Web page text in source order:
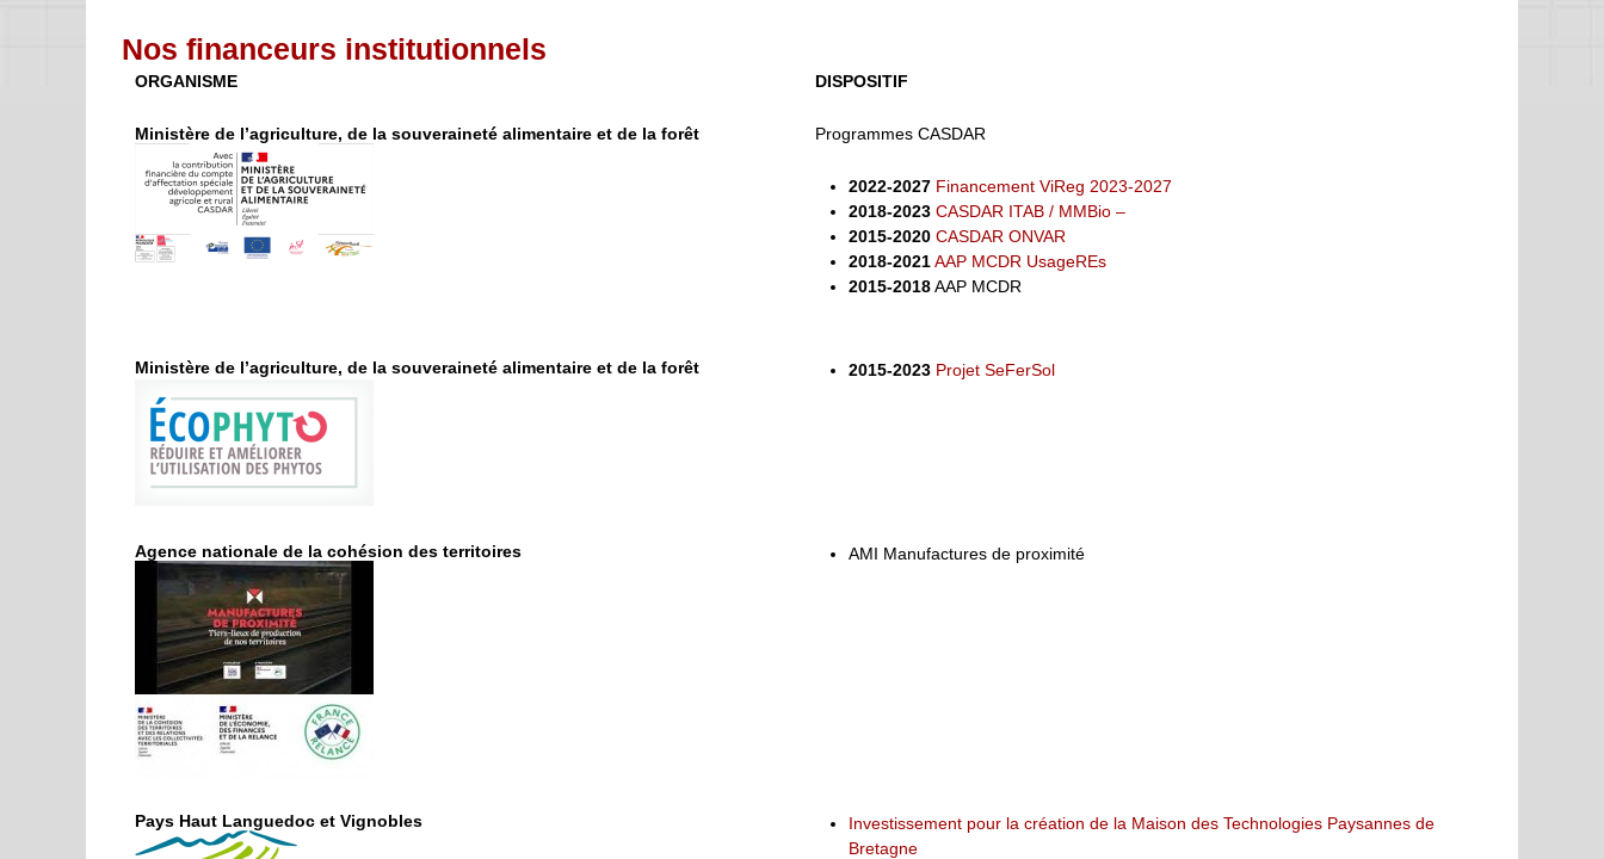
Nos financeurs institutionnels
ORGANISME DISPOSITIF
Ministère de l’agriculture, de la souveraineté alimentaire et de la forêt Programmes CASDAR
2022-2027 Financement ViReg 2023-2027
2018-2023 CASDAR ITAB / MMBio –
2015-2020 CASDAR ONVAR
2018-2021 AAP MCDR UsageREs
2015-2018AAP MCDR
Ministère de l’agriculture, de la souveraineté alimentaire et de la forêt 2015-2023 Projet SeFerSol
Agence nationale de la cohésion des territoires AMI Manufactures de proximité
Pays Haut Languedoc et Vignobles
Investissement pour la création de la Maison des Technologies Paysannes de
Bretagne